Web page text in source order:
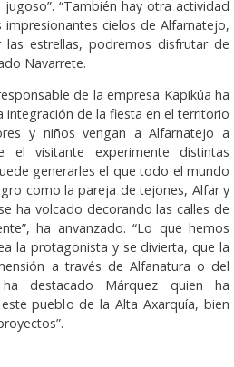
“También hay otra actividad
cielos de Alfarnatejo,
estrellas, podremos disfrutar de
Navarrete.
de la empresa Kapikúa ha
integración de la fiesta en el territorio
y niños vengan a Alfarnatejo a
el visitante experimente distintas
generarles el que todo el mundo
como la pareja de tejones, Alfar y
ha volcado decorando las calles de
ha anvanzado. “Lo que hemos
la protagonista y se divierta, que la
a través de Alfanatura o del
destacado Márquez quien ha
pueblo de la Alta Axarquía, bien